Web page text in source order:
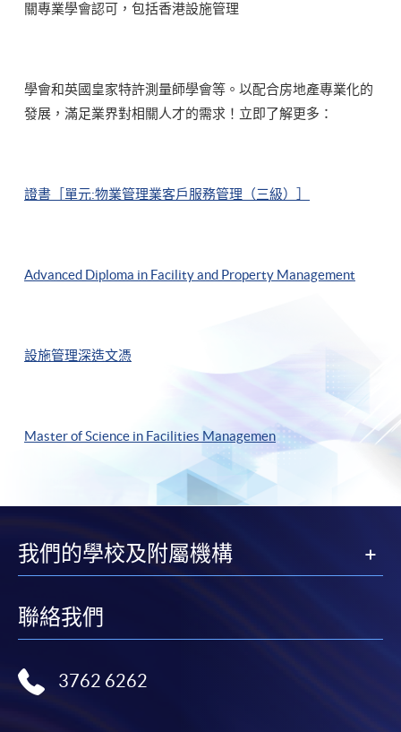
關專業學會認可，包括香港設施管理
學會和英國皇家特許測量師學會等。以配合房地產專業化的
發展，滿足業界對相關人才的需求！立即了解更多：
證書［單元:物業管理業客戶服務管理（三級）］
Advanced Diploma in Facility and Property Management
設施管理深造文憑
Master of Science in Facilities Managemen
我們的學校及附屬機構
聯絡我們
3762 6262